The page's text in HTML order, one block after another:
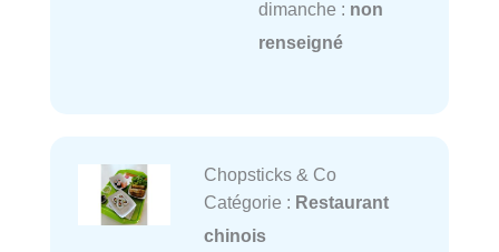
dimanche : non
renseigné
Chopsticks & Co
Catégorie : Restaurant
chinois